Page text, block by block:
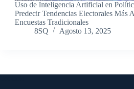
Uso de Inteligencia Artificial en
Predecir Tendencias Electorales Más
Encuestas Tradicionales
8SQ
Agosto 13, 2025